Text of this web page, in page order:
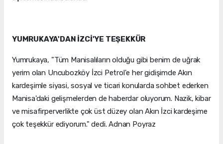
YUMRUKAYA'DAN İZCİ'YE TEŞEKKÜR
Yumrukaya, "Tüm Manisalıların olduğu gibi benim de uğrak
yerim olan Uncubozköy İzci Petrol'e her gidişimde Akın
kardeşimle siyasi, sosyal ve ticari konularda sohbet ederken
Manisa'daki gelişmelerden de haberdar oluyorum. Nazik, kibar
ve misafirperverlikte çok üst düzey olan Akın İzci kardeşime
çok teşekkür ediyorum." dedi. Adnan Poyraz